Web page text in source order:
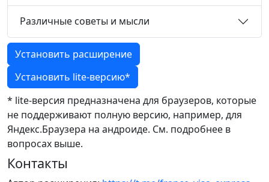
Различные советы и мысли
Установить расширение
Установить lite-версию*
* lite-версия предназначена для браузеров, которые
не поддерживают полную версию, например, для
Яндекс.Браузера на андроиде. См. подробнее в
вопросах выше.
Контакты